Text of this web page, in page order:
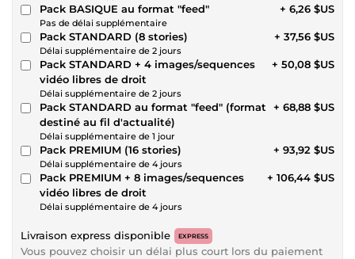
Pack BASIQUE au format "feed"
Pas de délai supplémentaire
+ 6,26 $US
Pack STANDARD (8 stories)
Délai supplémentaire de 2 jours
+ 37,56 $US
Pack STANDARD + 4 images/sequences
vidéo libres de droit
Délai supplémentaire de 2 jours
+ 50,08 $US
Pack STANDARD au format "feed" (format
destiné au fil d'actualité)
Délai supplémentaire de 1 jour
+ 68,88 $US
Pack PREMIUM (16 stories)
Délai supplémentaire de 4 jours
+ 93,92 $US
Pack PREMIUM + 8 images/sequences
vidéo libres de droit
Délai supplémentaire de 4 jours
+ 106,44 $US
Livraison express disponible EXPRESS
Vous pouvez choisir un délai plus court lors du paiement